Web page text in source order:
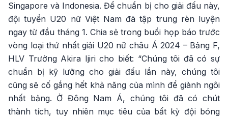
Singapore và Indonesia. Để chuẩn bị cho giải đấu này,
đội tuyển U20 nữ Việt Nam đã tập trung rèn luyện
ngay từ đầu tháng 1. Chia sẻ trong buổi họp báo trước
vòng loại thứ nhất giải U20 nữ châu Á 2024 – Bảng F,
HLV Trưởng Akira Ijiri cho biết: “Chúng tôi đã có sự
chuẩn bị kỹ lưỡng cho giải đấu lần này, chúng tôi
cũng sẽ cố gắng hết khả năng của mình để giành ngôi
nhất bảng. Ở Đông Nam Á, chúng tôi đã có chút
thành tích, tuy nhiên mục tiêu của bất kỳ đội bóng